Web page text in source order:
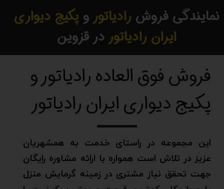
نمایندگی فروش رادیاتور و پکیج دیواری
ایران رادیاتوردر قزوین
فروش فوق العاده رادیاتور و
پکیج دیواری ایران رادیاتور
​این مجموعه در راستای خدمت به همشهریان
عزیز در تلاش است همواره با ارائه مشاوره رایگان
جهت تحقق نیاز مشتری در زمینه گرمایش منزل